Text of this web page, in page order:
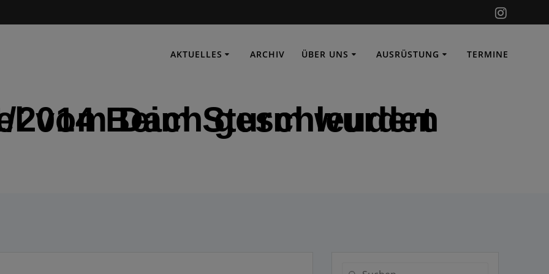
AKTUELLES ARCHIV ÜBER UNS AUSRÜSTUNG TERMINE
Sturm wurden Dachziegel vom Dach geschleudert
Suchen